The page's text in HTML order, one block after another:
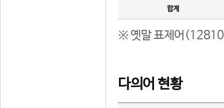
합계
※ 옛말 표제어(12810
다의어 현황